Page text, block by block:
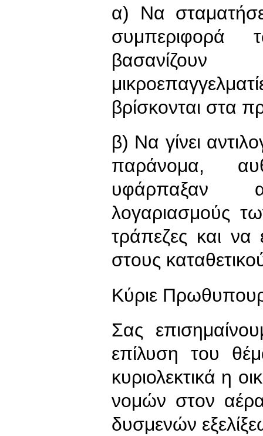
α) Να
συμπεριφορά
βασανίζουν
βρίσκονται στα
β) Να γίνει
παράνομα,
υφάρπαξαν
λογαριασμούς
τράπεζες και
στους
Κύριε
Σας
επίλυση του
κυριολεκτικά η
νομών στον
δυσμενών